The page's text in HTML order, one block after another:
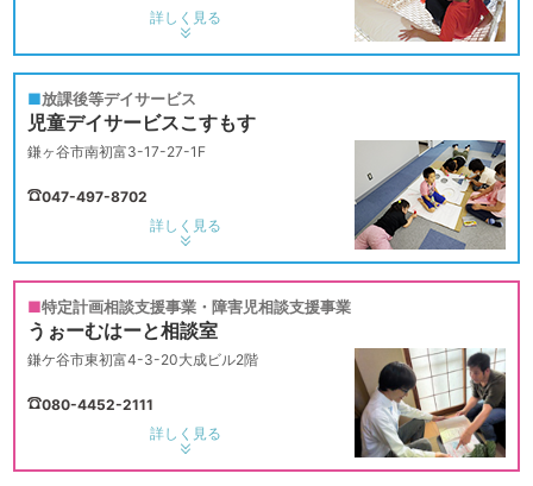
詳しく見る
放課後等デイサービス
児童デイサービスこすもす
鎌ヶ谷市南初富3-17-27-1F
047-497-8702
詳しく見る
特定計画相談支援事業・障害児相談支援事業
うぉーむはーと相談室
鎌ケ谷市東初富4-3-20大成ビル2階
080-4452-2111
詳しく見る